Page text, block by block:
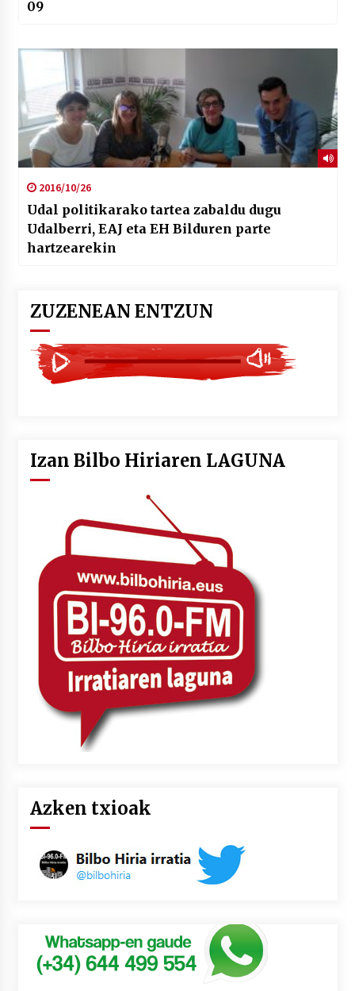
09
2016/10/26
Udal politikarako tartea zabaldu dugu
Udalberri, EAJ eta EH Bilduren parte
hartzearekin
ZUZENEAN ENTZUN
Izan Bilbo Hiriaren LAGUNA
Azken txioak